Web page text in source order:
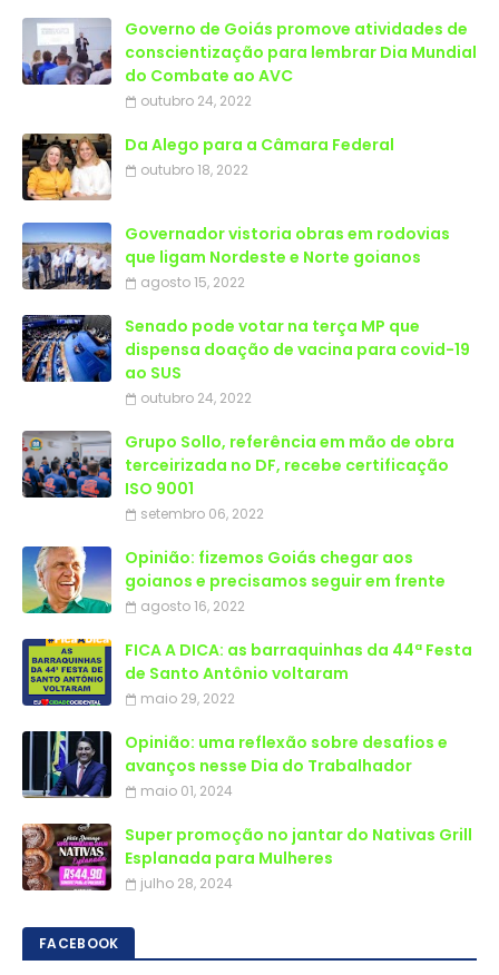
Governo de Goiás promove atividades de
conscientização para lembrar Dia Mundial
do Combate ao AVC
outubro 24, 2022
Da Alego para a Câmara Federal
outubro 18, 2022
Governador vistoria obras em rodovias
que ligam Nordeste e Norte goianos
agosto 15, 2022
Senado pode votar na terça MP que
dispensa doação de vacina para covid-19
ao SUS
outubro 24, 2022
Grupo Sollo, referência em mão de obra
terceirizada no DF, recebe certificação
ISO 9001
setembro 06, 2022
Opinião: fizemos Goiás chegar aos
goianos e precisamos seguir em frente
agosto 16, 2022
FICA A DICA: as barraquinhas da 44ª Festa
de Santo Antônio voltaram
maio 29, 2022
Opinião: uma reflexão sobre desafios e
avanços nesse Dia do Trabalhador
maio 01, 2024
Super promoção no jantar do Nativas Grill
Esplanada para Mulheres
julho 28, 2024
FACEBOOK